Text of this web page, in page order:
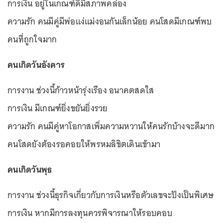
การเงิน อยู่ในเกณฑ์ดีมีสภาพคล่อง
ความรัก คนมีคู่มีพ่อแง่แม่งอนกันเล็กน้อย คนโสดมีเกณฑ์พบ
คนที่ถูกใจมาก
คนเกิดวันอังคาร
การงาน ช่วงนี้ก้าวหน้ารุ่งเรือง อนาคตสดใส
การเงิน มีเกณฑ์ยิ่งขยันยิ่งรวย
ความรัก คนมีคู่หาโอกาสเพิ่มความหวานให้คนรักบ้างจะดีมาก
คนโสดยังต้องรอคอยให้พรหมลิขิตเดินเข้ามา
คนเกิดวันพุธ
การงาน ช่วงนี้ธุรกิจเกี่ยวกับการเงินหรือตัวเลขจะปังเป็นพิเศษ
การเงิน หากมีการลงทุนควรพิจารณาให้รอบคอบ